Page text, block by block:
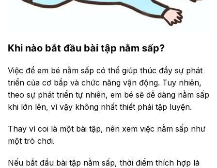
Khi nào bắt đầu bài tập nằm sấp?
Việc để em bé nằm sấp có thể giúp thúc đẩy sự phát
triển của cơ bắp và chức năng vận động. Tuy nhiên,
theo sự phát triển tự nhiên, em bé sẽ dễ dàng nằm sấp
khi lớn lên, vì vậy không nhất thiết phải tập luyện.
Thay vì coi là một bài tập, nên xem việc nằm sấp như
một trò chơi.
Nếu bắt đầu bài tập nằm sấp, thời điểm thích hợp là